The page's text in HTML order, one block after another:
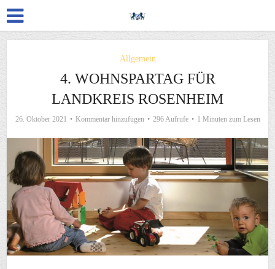
Allgemein
4. WOHNSPARTAG FÜR
LANDKREIS ROSENHEIM
26. Oktober 2021 Kommentar hinzufügen 296 Aufrufe 1 Minuten zum Lesen